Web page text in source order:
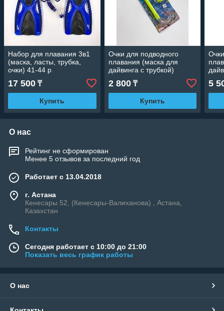
Набор для плавания 3в1
(маска, ласты, трубка,
очки) 41-44 р
17 500 ₸
Купить
Очки для подводного
плавания (маска для
дайвинга с трубкой)
детский
2 800₸
Купить
5
О нас
Рейтинг не сформирован
Менее 5 отзывов за последний год
Работает с 13.04.2018
г. Астана
Кенесары 52, (Кенесары-Валиханова) , Астана,
Казахстан
Контакты
Сегодня работает с 10:00 до 21:00
Показать весь график работы
О нас